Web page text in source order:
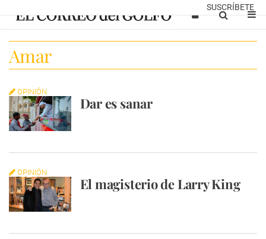
SUSCRÍBETE
Amar
OPINIÓN
Dar es sanar
OPINIÓN
El magisterio de Larry King